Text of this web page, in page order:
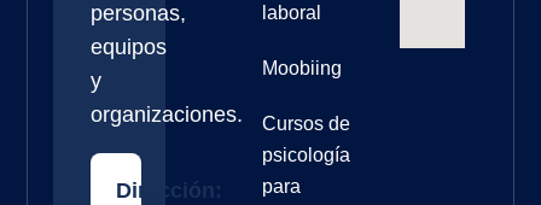
personas,
equipos
y
organizaciones.
Dirección:
laboral
Moobiing
Cursos de
psicología
para